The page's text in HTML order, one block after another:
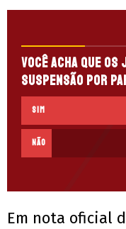
Você acha que os
suspensão por
Sim
Não
Em nota oficial